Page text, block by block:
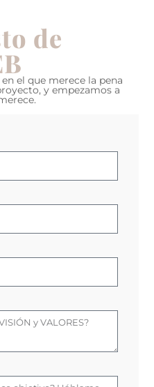
de
el que merece la pena
y empezamos a